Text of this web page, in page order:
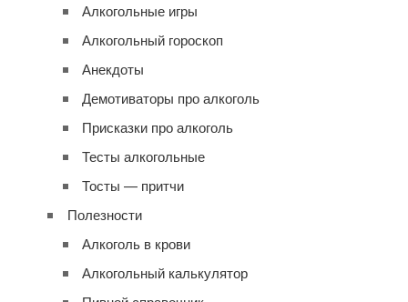
Алкогольные игры
Алкогольный гороскоп
Анекдоты
Демотиваторы про алкоголь
Присказки про алкоголь
Тесты алкогольные
Тосты — притчи
Полезности
Алкоголь в крови
Алкогольный калькулятор